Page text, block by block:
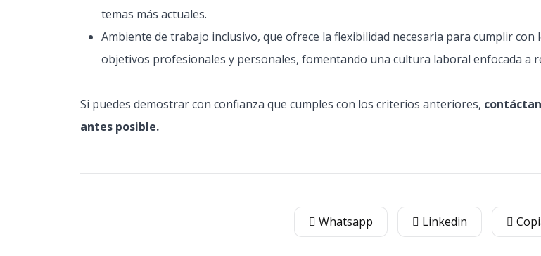
temas más actuales.
Ambiente de trabajo inclusivo, que ofrece la flexibilidad necesaria para cumplir con
objetivos profesionales y personales, fomentando una cultura laboral enfocada a
Si puedes demostrar con confianza que cumples con los criterios anteriores,
antes posible.
Whatsapp Linkedin